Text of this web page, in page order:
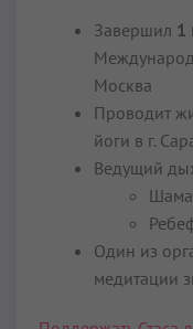
Завершил 1
Москва
Проводит
йоги в г.
Ведущий
Один из
медитации